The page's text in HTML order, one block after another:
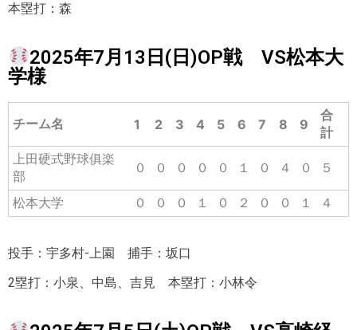
本塁打：森
2025年7月13日(日)OP戦 VS松本大
学様
チーム名 1 2 3 4 5 6 7 8 9
合
計
上田硬式野球俱楽
部
０ ０ ０ ０ ０ １ ０ ４ ０ ５
松本大学 ０ ０ ０ １ ０ ２ ０ ０ １ ４
投手：宇多村-上園 捕手：坂口
2塁打：小泉、中島、吉見 本塁打：小林令